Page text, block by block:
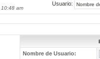
am
Usuario:
Nombre de Usuario: